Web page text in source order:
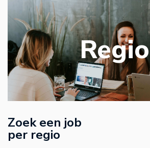
Regio
Zoek een job
per regio